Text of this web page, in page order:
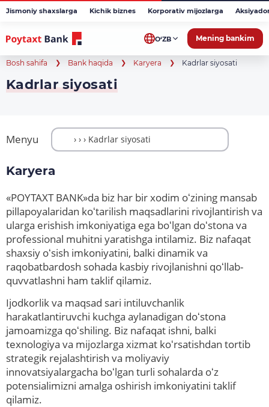
Jismoniy shaxslarga Kichik biznes Korporativ mijozlarga
O‘ZB Mening bankim
Bosh sahifa Bank haqida Karyera Kadrlar siyosati
Kadrlar siyosati
Menyu
Karyera
«POYTAXT BANK»da biz har bir xodim oʻzining mansab
pillapoyalaridan koʻtarilish maqsadlarini rivojlantirish va
ularga erishish imkoniyatiga ega boʻlgan doʻstona va
professional muhitni yaratishga intilamiz. Biz nafaqat
shaxsiy oʻsish imkoniyatini, balki dinamik va
raqobatbardosh sohada kasbiy rivojlanishni qoʻllab-
quvvatlashni ham taklif qilamiz.
Ijodkorlik va maqsad sari intiluvchanlik
harakatlantiruvchi kuchga aylanadigan doʻstona
jamoamizga qoʻshiling. Biz nafaqat ishni, balki
texnologiya va mijozlarga xizmat koʻrsatishdan tortib
strategik rejalashtirish va moliyaviy
innovatsiyalargacha boʻlgan turli sohalarda oʻz
potensialimizni amalga oshirish imkoniyatini taklif
qilamiz.